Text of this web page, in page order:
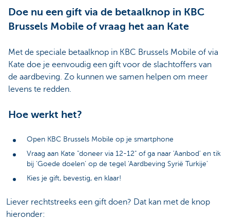
Doe nu een gift via de betaalknop in KBC
Brussels Mobile of vraag het aan Kate
Met de speciale betaalknop in KBC Brussels Mobile of via
Kate doe je eenvoudig een gift voor de slachtoffers van
de aardbeving. Zo kunnen we samen helpen om meer
levens te redden.
Hoe werkt het?
Open KBC Brussels Mobile op je smartphone
Vraag aan Kate "doneer via 12-12" of ga naar 'Aanbod’ en tik
bij ‘Goede doelen’ op de tegel ‘Aardbeving Syrië Turkije’
Kies je gift, bevestig, en klaar!
Liever rechtstreeks een gift doen? Dat kan met de knop
hieronder: